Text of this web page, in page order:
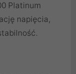
Platinum
napięcia,